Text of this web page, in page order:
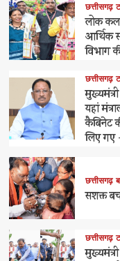
छत्तीसगढ़
लोक
आर्थिक
विभाग
छत्तीसगढ़
यहां
कैबिनेट
लिए गए
छत्तीसगढ़
सशक्त
छत्तीसगढ़